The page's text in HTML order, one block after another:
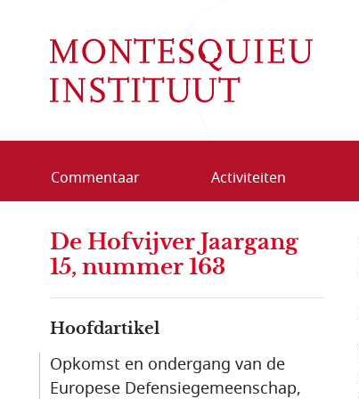
Commentaar Activiteiten
De Hofvijver Jaargang
15, nummer 163
Hoofdartikel
Opkomst en ondergang van de
Europese Defensie­gemeen­schap,